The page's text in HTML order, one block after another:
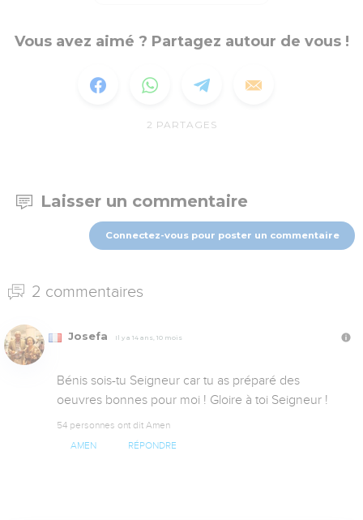
Vous avez aimé ? Partagez autour de vous !
2 PARTAGES
Laisser un commentaire
Connectez-vous pour poster un commentaire
2 commentaires
Josefa Il y a 14 ans, 10 mois
Bénis sois-tu Seigneur car tu as préparé des
oeuvres bonnes pour moi ! Gloire à toi Seigneur !
54 personnes ont dit Amen
AMEN RÉPONDRE